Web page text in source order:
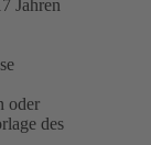
Jahren
oder
des